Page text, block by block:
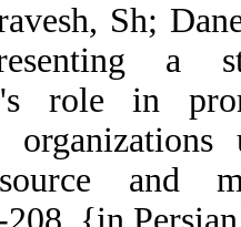
29.
(2022).
government
Human